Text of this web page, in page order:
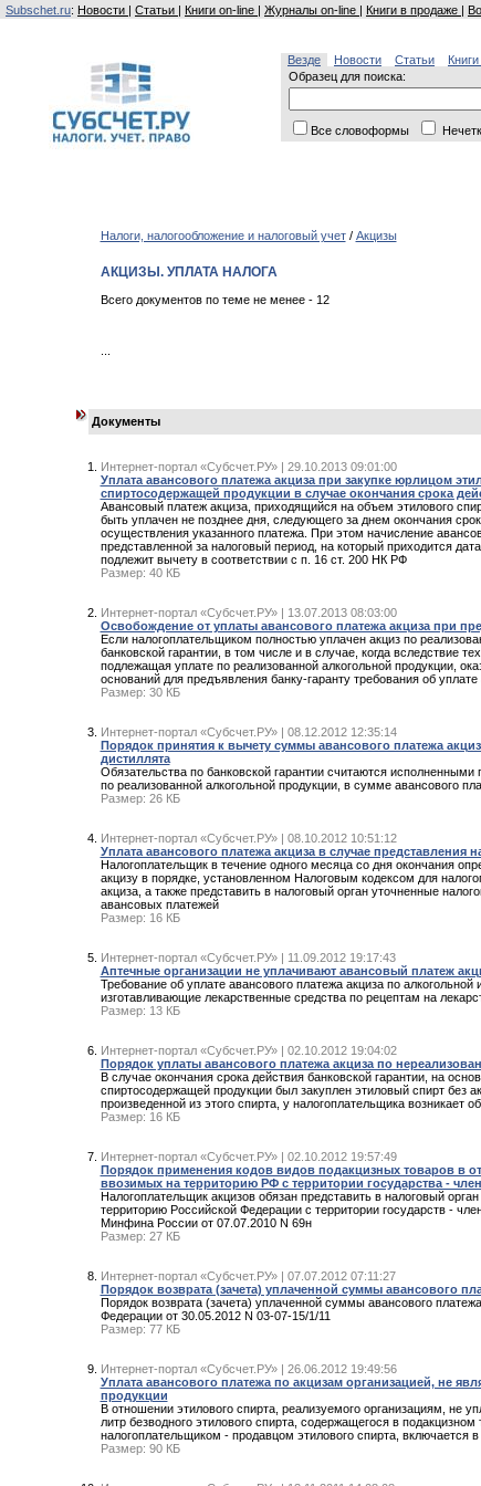
Subschet.ru: Новости | Статьи | Книги on-line | Журналы on-line | Книги в продаже |
Везде Новости Статьи
Образец для поиска:
Все словоформы
Налоги, налогообложение и налоговый учет/ Акцизы
АКЦИЗЫ. УПЛАТА НАЛОГА
Всего документов по теме не менее - 12
...
Документы
Интернет-портал «Субсчет.РУ» | 29.10.2013 09:01:00
Уплата авансового платежа акциза при закупке юрлицом
спиртосодержащей продукции в случае окончания срока
Авансовый платеж акциза, приходящийся на объем этилового
быть уплачен не позднее дня, следующего за днем окончания
осуществления указанного платежа. При этом начисление
представленной за налоговый период, на который приходится
подлежит вычету в соответствии с п. 16 ст. 200 НК РФ
Размер: 40 КБ
Интернет-портал «Субсчет.РУ» | 13.07.2013 08:03:00
Освобождение от уплаты авансового платежа акциза при
Если налогоплательщиком полностью уплачен акциз по
банковской гарантии, в том числе и в случае, когда вследствие
подлежащая уплате по реализованной алкогольной продукции,
оснований для предъявления банку-гаранту требования об уплате
Размер: 30 КБ
Интернет-портал «Субсчет.РУ» | 08.12.2012 12:35:14
Порядок принятия к вычету суммы авансового платежа
дистиллята
Обязательства по банковской гарантии считаются
по реализованной алкогольной продукции, в сумме авансового
Размер: 26 КБ
Интернет-портал «Субсчет.РУ» | 08.10.2012 10:51:12
Уплата авансового платежа акциза в случае представления
Налогоплательщик в течение одного месяца со дня окончания
акцизу в порядке, установленном Налоговым кодексом для
акциза, а также представить в налоговый орган уточненные
авансовых платежей
Размер: 16 КБ
Интернет-портал «Субсчет.РУ» | 11.09.2012 19:17:43
Аптечные организации не уплачивают авансовый платеж
Требование об уплате авансового платежа акциза по
изготавливающие лекарственные средства по рецептам на
Размер: 13 КБ
Интернет-портал «Субсчет.РУ» | 02.10.2012 19:04:02
Порядок уплаты авансового платежа акциза по
В случае окончания срока действия банковской гарантии, на
спиртосодержащей продукции был закуплен этиловый спирт без
произведенной из этого спирта, у налогоплательщика возникает
Размер: 16 КБ
Интернет-портал «Субсчет.РУ» | 02.10.2012 19:57:49
Порядок применения кодов видов подакцизных товаров в
ввозимых на территорию РФ с территории государства -
Налогоплательщик акцизов обязан представить в налоговый
территорию Российской Федерации с территории государств -
Минфина России от 07.07.2010 N 69н
Размер: 27 КБ
Интернет-портал «Субсчет.РУ» | 07.07.2012 07:11:27
Порядок возврата (зачета) уплаченной суммы авансового
Порядок возврата (зачета) уплаченной суммы авансового
Федерации от 30.05.2012 N 03-07-15/1/11
Размер: 77 КБ
Интернет-портал «Субсчет.РУ» | 26.06.2012 19:49:56
Уплата авансового платежа по акцизам организацией, не
продукции
В отношении этилового спирта, реализуемого организациям, не
литр безводного этилового спирта, содержащегося в
налогоплательщиком - продавцом этилового спирта, включается
Размер: 90 КБ